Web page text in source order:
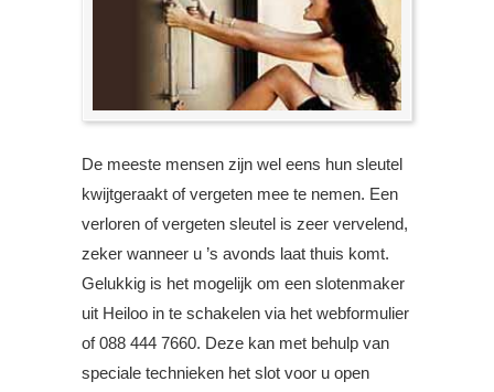
De meeste mensen zijn wel eens hun sleutel
kwijtgeraakt of vergeten mee te nemen. Een
verloren of vergeten sleutel is zeer vervelend,
zeker wanneer u ’s avonds laat thuis komt.
Gelukkig is het mogelijk om een slotenmaker
uit Heiloo in te schakelen via het webformulier
of 088 444 7660. Deze kan met behulp van
speciale technieken het slot voor u open